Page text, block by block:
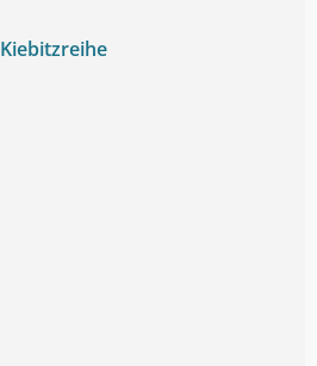
Kiebitzreihe